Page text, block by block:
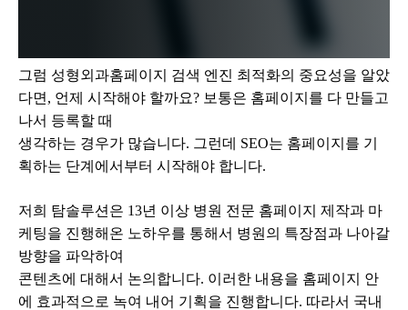
그럼 성형외과홈페이지 검색 엔진 최적화의 중요성을 알았
다면, 언제 시작해야 할까요? 보통은 홈페이지를 다 만들고
나서 등록할 때
생각하는 경우가 많습니다. 그런데 SEO는 홈페이지를 기
획하는 단계에서부터 시작해야 합니다.
저희 탐솔루션은 13년 이상 병원 전문 홈페이지 제작과 마
케팅을 진행해온 노하우를 통해서 병원의 특장점과 나아갈
방향을 파악하여
콘텐츠에 대해서 논의합니다. 이러한 내용을 홈페이지 안
에 효과적으로 녹여 내어 기획을 진행합니다. 따라서 국내